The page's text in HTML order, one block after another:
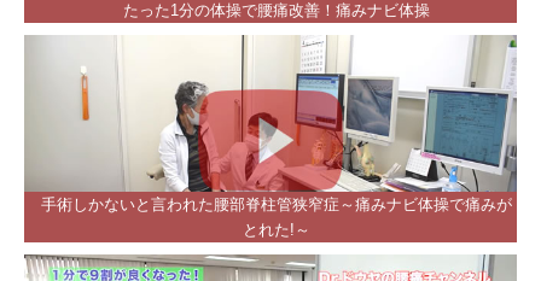
たった1分の体操で腰痛改善！痛みナビ体操
手術しかないと言われた腰部脊柱管狭窄症～痛みナビ体操で痛みが
とれた!～